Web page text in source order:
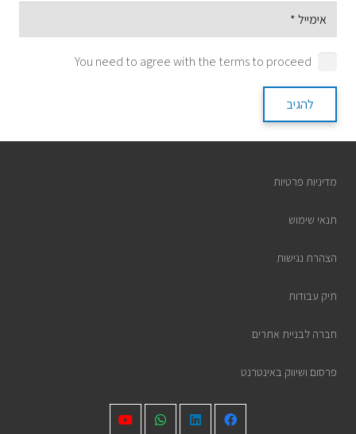
You need to agree with the terms to proceed
להגיב
מדיניות פרטיות
תנאי שימוש
הצהרת נגישות
תיק עבודות
חברה לבניית אתרים
פרסום ושיווק באינטרנט